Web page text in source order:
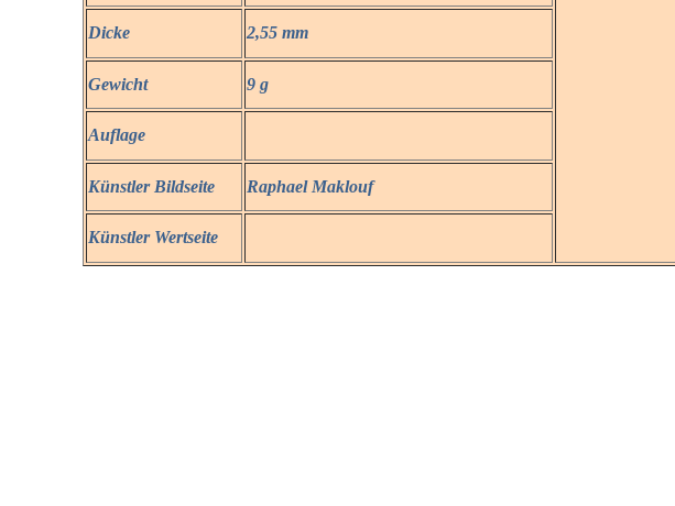
Dicke 2,55 mm
Gewicht 9 g
Auflage
Künstler Bildseite Raphael Maklouf
Künstler Wertseite